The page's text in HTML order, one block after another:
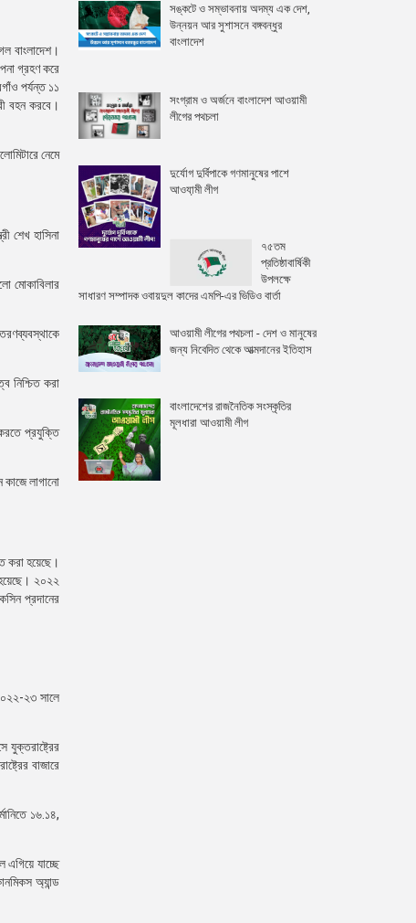
বাংলাদেশ।
গ্রহণ করে
পর্যন্ত ১১
বহন করবে।
নেমে
শেখ হাসিনা
মোকাবিলার
নিশ্চিত করা
প্রযুক্তি
লাগানো
করা হয়েছে।
২০২২
প্রদানের
২৩ সালে
যুক্তরাষ্ট্রের
বাজারে
১৬.১৪,
এগিয়ে যাচ্ছে
অ্যান্ড
সঙ্কটে ও সম্ভাবনায় অদম্য এক দেশ,
উন্নয়ন আর সুশাসনে বঙ্গবন্ধুর
বাংলাদেশ
সংগ্রাম ও অর্জনে বাংলাদেশ আওয়ামী
লীগের পথচলা
দুর্যোগ দুর্বিপাকে গণমানুষের পাশে
আওযা়মী লীগ
৭৫তম
প্রতিষ্ঠাবার্ষিকী
উপলক্ষে
সাধারণ সম্পাদক ওবায়দুল কাদের এমপি-এর ভিডিও বার্তা
আওয়ামী লীগের পথচলা - দেশ ও মানুষের
জন্য নিবেদিত থেকে আত্মদানের ইতিহাস
বাংলাদেশের রাজনৈতিক সংস্কৃতির
মূলধারা আওয়ামী লীগ